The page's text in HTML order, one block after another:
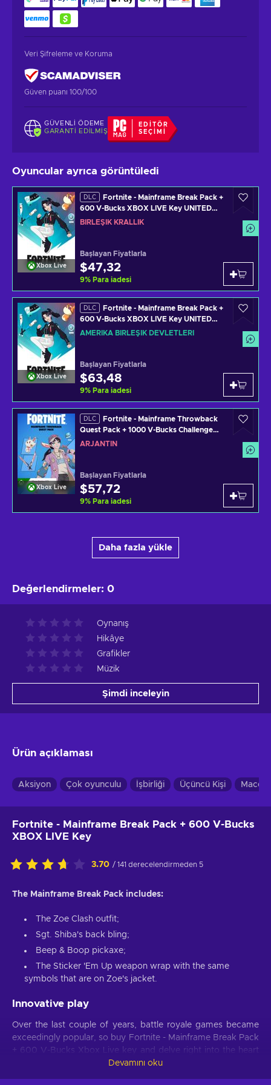
Veri Şifreleme ve Koruma
Güven puanı 100/100
GÜVENLI ÖDEME
GARANTI EDILMIŞ
EDITÖR
SEÇIMI
Oyuncular ayrıca görüntüledi
Xbox Live
DLC
Fortnite - Mainframe Break Pack +
600 V-Bucks XBOX LIVE Key UNITED
KINGDOM
BIRLEŞIK KRALLIK
Başlayan Fiyatlarla
$47,32
9% Para iadesi
Xbox Live
DLC
Fortnite - Mainframe Break Pack +
600 V-Bucks XBOX LIVE Key UNITED
STATES
AMERIKA BIRLEŞIK DEVLETLERI
Başlayan Fiyatlarla
$63,48
9% Para iadesi
Xbox Live
DLC
Fortnite - Mainframe Throwback
Quest Pack + 1000 V-Bucks Challenge
XBOX LIVE Key ARGENTINA
ARJANTIN
Başlayan Fiyatlarla
$57,72
9% Para iadesi
Daha fazla yükle
Değerlendirmeler: 0
Oynanış
Hikâye
Grafikler
Müzik
Şimdi inceleyin
Ürün açıklaması
Aksiyon Çok oyunculu İşbirliği Üçüncü Kişi Macera
Fortnite - Mainframe Break Pack + 600 V-Bucks
XBOX LIVE Key
3.70 / 141 derecelendirmeden 5
The Mainframe Break Pack includes:
The Zoe Clash outfit;
Sgt. Shiba's back bling;
Beep & Boop pickaxe;
The Sticker 'Em Up weapon wrap with the same
symbols that are on Zoe's jacket.
Innovative play
Over the last couple of years, battle royale games became
exceedingly popular, so buy Fortnite - Mainframe Break Pack
+ 600 V-Bucks Xbox Live key and delve right into the heart
of this subgenre. Competing with 99 other people is only half
Devamını oku